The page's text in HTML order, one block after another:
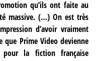
qu’ils ont faite au
massive. (…) On est très
d’avoir vraiment
que Prime Video devienne
la fiction française